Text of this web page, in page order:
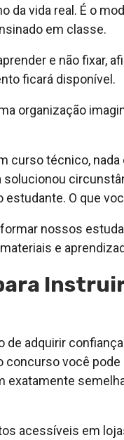
da vida real. É o
em classe.
e não fixar,
ficará disponível.
organização
curso técnico,
solucionou
O que
nossos
e
de adquirir
concurso você
exatamente
acessíveis em